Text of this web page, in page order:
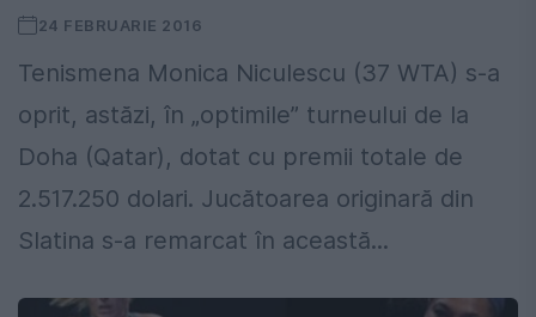
24 FEBRUARIE 2016
Tenismena Monica Niculescu (37 WTA) s-a
oprit, astăzi, în „optimile” turneului de la
Doha (Qatar), dotat cu premii totale de
2.517.250 dolari. Jucătoarea originară din
Slatina s-a remarcat în această...